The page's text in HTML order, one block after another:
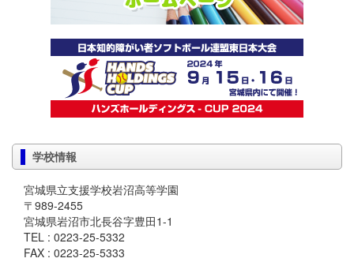
学校情報
宮城県立支援学校岩沼高等学園
〒989-2455
宮城県岩沼市北長谷字豊田1-1
TEL : 0223-25-5332
FAX : 0223-25-5333